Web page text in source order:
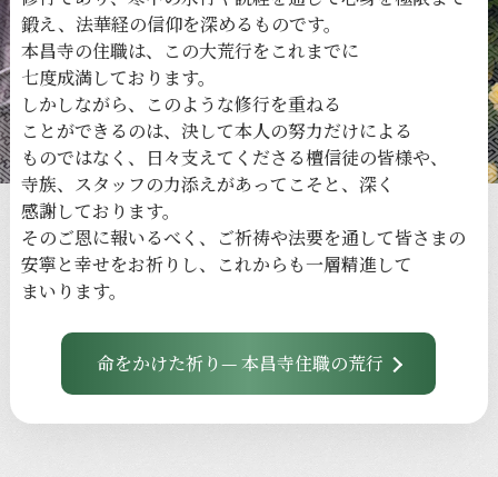
鍛え、 法華経の信仰を深める ものです。
本昌寺の住職は、 この大荒行をこれまでに
七度成満しております。
しかしながら、
このような修行を重ねる
ことができるのは、 決して本人の努力だけによる
ものではなく、
日々支えてくださる檀信徒の皆様や、
寺族、 スタッフの力添えがあってこそと、 深く
感謝しております。
そのご恩に報いるべく、 ご祈祷や法要を通して皆さまの
安寧と幸せをお祈りし、 これからも一層精進して
まいります。
命をかけた祈り— 本昌寺住職の荒行